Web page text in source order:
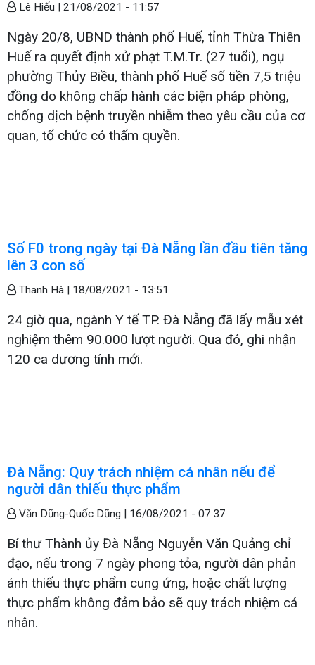
Lê Hiếu | 21/08/2021 - 11:57
Ngày 20/8, UBND thành phố Huế, tỉnh Thừa Thiên
Huế ra quyết định xử phạt T.M.Tr. (27 tuổi), ngụ
phường Thủy Biều, thành phố Huế số tiền 7,5 triệu
đồng do không chấp hành các biện pháp phòng,
chống dịch bệnh truyền nhiễm theo yêu cầu của cơ
quan, tổ chức có thẩm quyền.
Số F0 trong ngày tại Đà Nẵng lần đầu tiên tăng
lên 3 con số
Thanh Hà | 18/08/2021 - 13:51
24 giờ qua, ngành Y tế TP. Đà Nẵng đã lấy mẫu xét
nghiệm thêm 90.000 lượt người. Qua đó, ghi nhận
120 ca dương tính mới.
Đà Nẵng: Quy trách nhiệm cá nhân nếu để
người dân thiếu thực phẩm
Văn Dũng-Quốc Dũng | 16/08/2021 - 07:37
Bí thư Thành ủy Đà Nẵng Nguyễn Văn Quảng chỉ
đạo, nếu trong 7 ngày phong tỏa, người dân phản
ánh thiếu thực phẩm cung ứng, hoặc chất lượng
thực phẩm không đảm bảo sẽ quy trách nhiệm cá
nhân.